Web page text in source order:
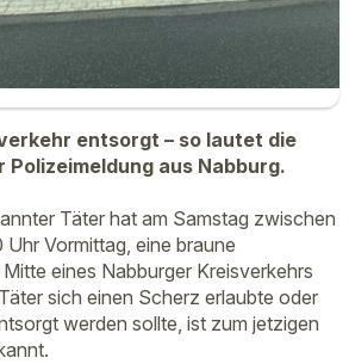
entsorgt – so lautet die
aus Nabburg.
Täter hat am Samstag zwischen
Vormittag, eine braune
eines Nabburger Kreisverkehrs
sich einen Scherz erlaubte oder
werden sollte, ist zum jetzigen